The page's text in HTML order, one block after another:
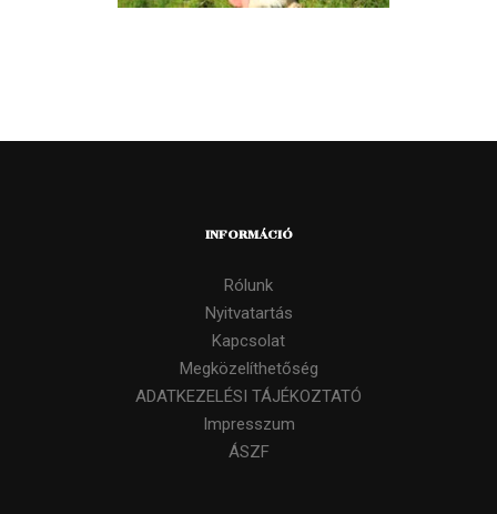
INFORMÁCIÓ
Rólunk
Nyitvatartás
Kapcsolat
Megközelíthetőség
ADATKEZELÉSI TÁJÉKOZTATÓ
Impresszum
ÁSZF